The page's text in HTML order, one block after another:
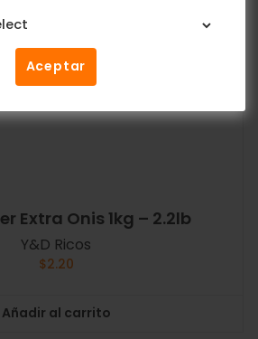
Aceptar
Extra Onis 1kg – 2.2lb
Y&D Ricos
$2.20
Añadir al carrito